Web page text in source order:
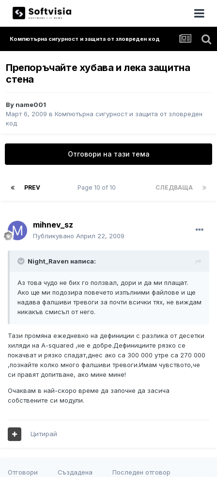
Компютърна сигурност и защита от зловреден код
Препоръчайте хубава и лека защитна
стена
By name001
Март 6, 2009 в Компютърна сигурност и защита от зловреден
код
Отговори на тази тема
PREV СЛЕДВАЩА
Page 10 of 10
mihnev_sz
Публикувано Април 22, 2009
Night_Raven написа:
Аз това чудо не бих го ползвал, дори и да ми плащат.
Ако ще ми подозира повечето изпълними файлове и ще
надава фалшиви тревоги за почти всички тях, не виждам
никакъв смисъл от него.
Тази промяна ежедневно на дефиниции с разлика от десетки
хиляди на A-squared ,не е добре.Дефинициите рязко се
покачват и рязко спадат,днес ако са 300 000 утре са 270 000
,познайте колко много фалшиви тревоги.Имам чувството,че
си правят допитване, ако мине мине!
Очаквам в най-скоро време да започне да засича
собствените си модули.
Цитирай
Отговори Създадена Последен отговор